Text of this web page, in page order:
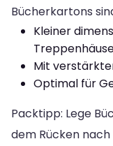
Bücherkartons
Kleiner
Mit
Optimal für
Packtipp: Lege
dem Rücken